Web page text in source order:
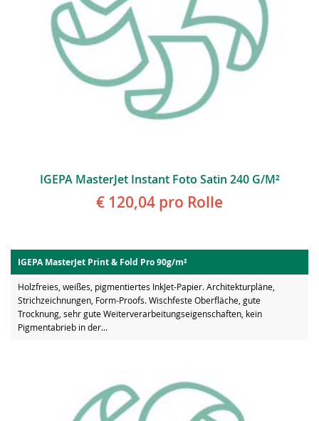
IGEPA MasterJet Instant Foto Satin 240 G/m²
€ 120,04 pro Rolle
IGEPA MasterJet Print & Fold Pro 90g/m²
Holzfreies, weißes, pigmentiertes InkJet-Papier. Architekturpläne,
Strichzeichnungen, Form-Proofs. Wischfeste Oberfläche, gute
Trocknung, sehr gute Weiterverarbeitungseigenschaften, kein
Pigmentabrieb in der...